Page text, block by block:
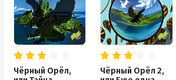
Чёрный Орёл,
Чёрный Орёл 2,